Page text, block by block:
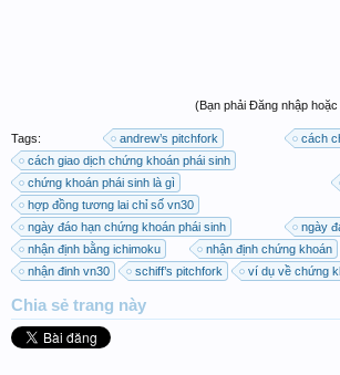
(Bạn phải Đăng nhập
Tags: andrew’s pitchfork
cách
cách giao dịch chứng khoán phái sinh
chứng khoán phái sinh là gì
hợp đồng tương lai chỉ số vn30
ngày đáo hạn chứng khoán phái sinh
ngày
nhận định bằng ichimoku
nhận định chứng khoán
nhận đinh vn30
schiff’s pitchfork ví dụ về chứng
Chia sẻ trang này